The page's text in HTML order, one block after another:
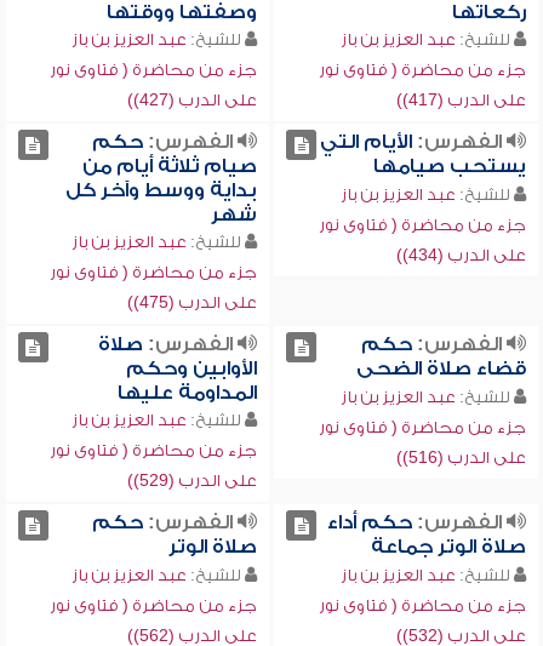
ركعاتها
للشيخ: عبد العزيز بن باز
جزء من محاضرة ( فتاوى نور
على الدرب (417))
وصفتها ووقتها
للشيخ: عبد العزيز بن باز
جزء من محاضرة ( فتاوى نور
على الدرب (427))
الفهرس:الأيام التي
يستحب صيامها
للشيخ: عبد العزيز بن باز
جزء من محاضرة ( فتاوى نور
على الدرب (434))
الفهرس:حكم
صيام ثلاثة أيام من
بداية ووسط وآخر كل
شهر
للشيخ: عبد العزيز بن باز
جزء من محاضرة ( فتاوى نور
على الدرب (475))
الفهرس:حكم
قضاء صلاة الضحى
للشيخ: عبد العزيز بن باز
جزء من محاضرة ( فتاوى نور
على الدرب (516))
الفهرس: صلاة
الأوابين وحكم
المداومة عليها
للشيخ: عبد العزيز بن باز
جزء من محاضرة ( فتاوى نور
على الدرب (529))
الفهرس:حكم أداء
صلاة الوتر جماعة
للشيخ: عبد العزيز بن باز
جزء من محاضرة ( فتاوى نور
على الدرب (532))
الفهرس:حكم
صلاة الوتر
للشيخ: عبد العزيز بن باز
جزء من محاضرة ( فتاوى نور
على الدرب (562))